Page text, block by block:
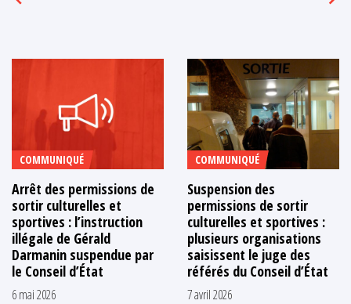
COMMUNIQUÉ
Arrêt des permissions de
sortir culturelles et
sportives : l’instruction
illégale de Gérald
Darmanin suspendue par
le Conseil d’État
6 mai 2026
COMMUNIQUÉ
Suspension des
permissions de sortir
culturelles et sportives :
plusieurs organisations
saisissent le juge des
référés du Conseil d’État
7 avril 2026